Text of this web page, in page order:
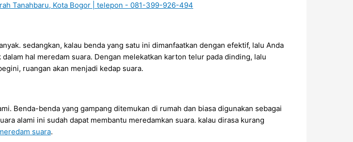
sedangkan, kalau benda yang satu ini dimanfaatkan dengan efektif, lalu Anda
hal meredam suara. Dengan melekatkan karton telur pada dinding, lalu
ruangan akan menjadi kedap suara.
Benda-benda yang gampang ditemukan di rumah dan biasa digunakan sebagai
alami ini sudah dapat membantu meredamkan suara. kalau dirasa kurang
suara.